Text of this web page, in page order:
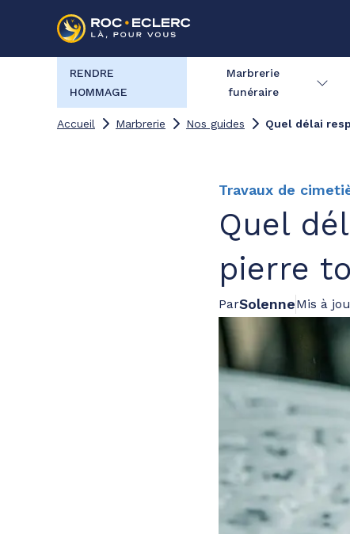
RENDRE
HOMMAGE
Marbrerie
funéraire
Accueil Marbrerie Nos guides Quel délai
Travaux de
Quel
pierre
ParSolenneMis à